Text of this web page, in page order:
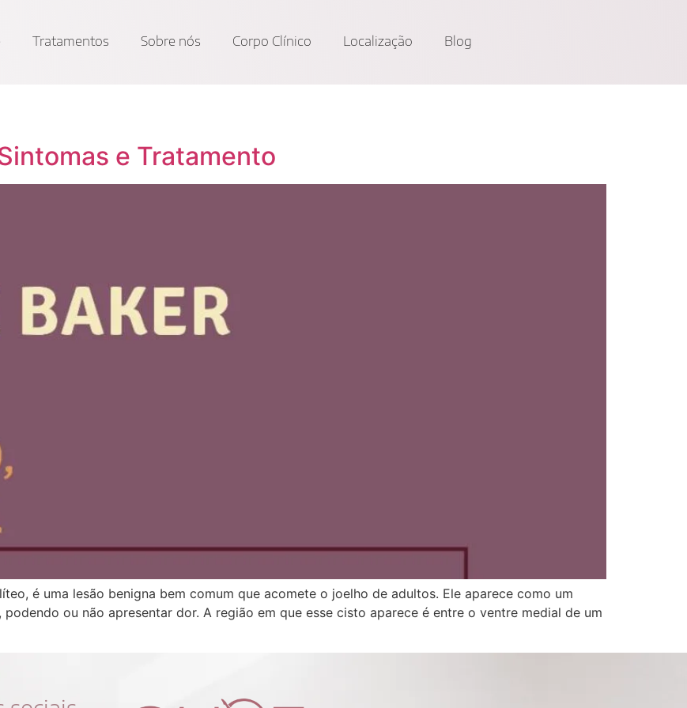
Tratamentos Sobre nós Corpo Clínico Localização Blog
e Tratamento
é uma lesão benigna bem comum que acomete o joelho de adultos. Ele aparece como um
ou não apresentar dor. A região em que esse cisto aparece é entre o ventre medial de um